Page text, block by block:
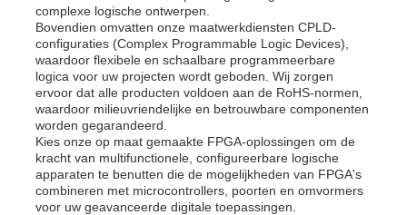
complexe logische ontwerpen.
Bovendien omvatten onze maatwerkdiensten CPLD-
configuraties (Complex Programmable Logic Devices),
waardoor flexibele en schaalbare programmeerbare
logica voor uw projecten wordt geboden. Wij zorgen
ervoor dat alle producten voldoen aan de RoHS-normen,
waardoor milieuvriendelijke en betrouwbare componenten
worden gegarandeerd.
Kies onze op maat gemaakte FPGA-oplossingen om de
kracht van multifunctionele, configureerbare logische
apparaten te benutten die de mogelijkheden van FPGA's
combineren met microcontrollers, poorten en omvormers
voor uw geavanceerde digitale toepassingen.